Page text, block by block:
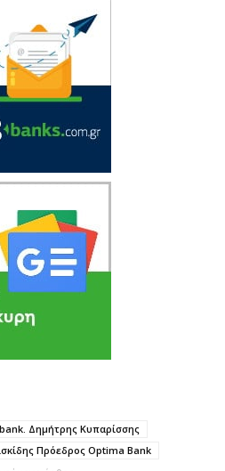
Δημήτρης Κυπαρίσσης
Πρόεδρος Optima Bank